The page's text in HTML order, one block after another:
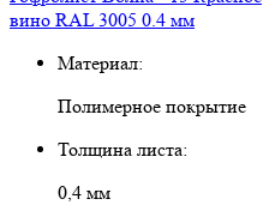
вино RAL 3005 0.4 мм
Материал:
Полимерное покрытие
Толщина листа:
0,4 мм